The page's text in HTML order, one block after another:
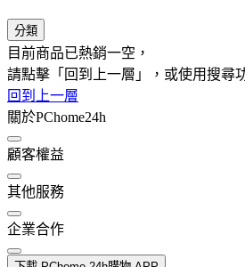
分類
目前商品已熱銷一空，
請點擊「回到上一層」，或使用搜尋
回到上一層
關於PChome24h
顧客權益
其他服務
企業合作